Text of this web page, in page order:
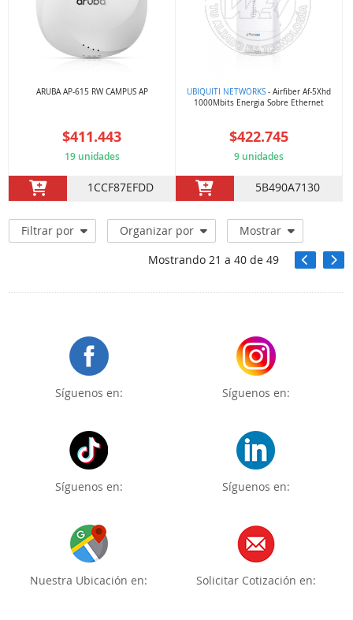
ARUBA AP-615 RW CAMPUS AP
$411.443
19 unidades
1CCF87EFDD
UBIQUITI NETWORKS- Airfiber Af-5Xhd
1000Mbits Energia Sobre Ethernet
$422.745
9 unidades
5B490A7130
Filtrar por Organizar por
Mostrar
Mostrando 21 a 40de 49
Síguenos en: Síguenos en:
Síguenos en: Síguenos en:
Nuestra Ubicación en: Solicitar Cotización en: